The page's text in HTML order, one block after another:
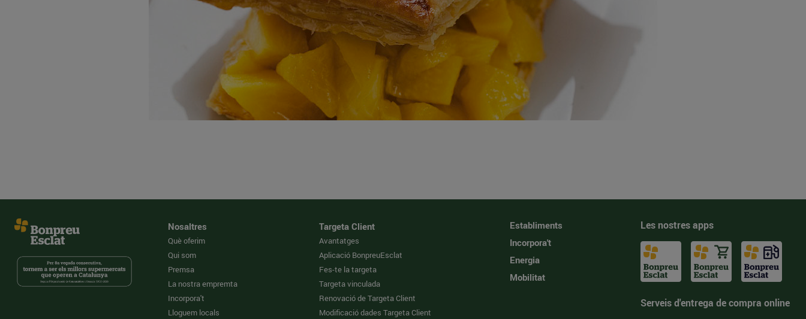
Nosaltres
Què oferim
Qui som
Premsa
La nostra empremta
Incorpora't
Lloguem locals
Targeta Client
Avantatges
Aplicació BonpreuEsclat
Fes-te la targeta
Targeta vinculada
Renovació de Targeta Client
Modificació dades Targeta Client
Establiments
Incorpora't
Energia
Mobilitat
Les nostres apps
Serveis d'entrega de compra online